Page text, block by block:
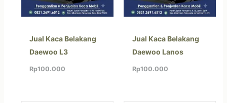
Jual Kaca Belakang
Daewoo L3
Rp100.000
Jual Kaca Belakang
Daewoo Lanos
Rp100.000